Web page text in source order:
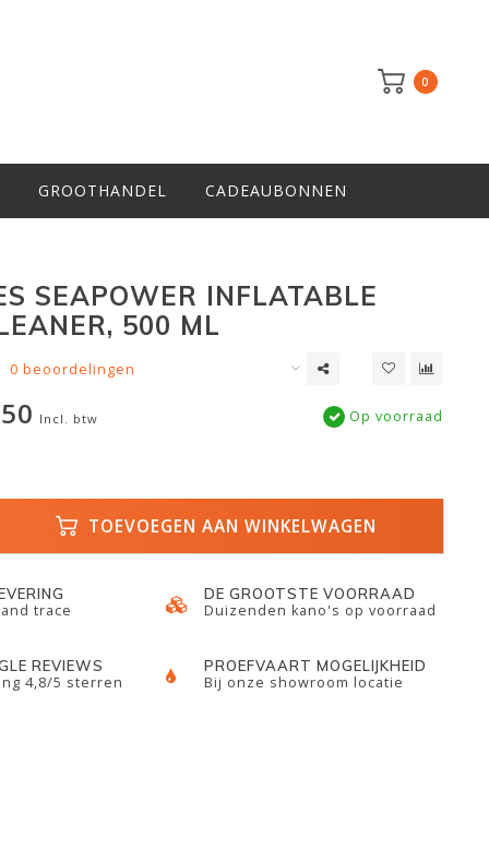
0
GROOTHANDEL CADEAUBONNEN
SEAPOWER INFLATABLE
500 ML
0 beoordelingen
Incl. btw Op voorraad
TOEVOEGEN AAN WINKELWAGEN
trace
DE GROOTSTE VOORRAAD
Duizenden kano's op voorraad
REVIEWS
4,8/5 sterren
PROEFVAART MOGELIJKHEID
Bij onze showroom locatie